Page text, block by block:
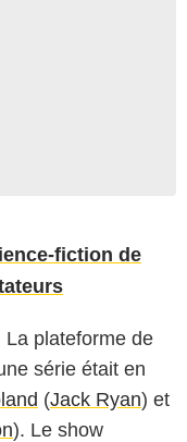
fiction de
La plateforme de
série était en
(Jack Ryan) et
). Le show